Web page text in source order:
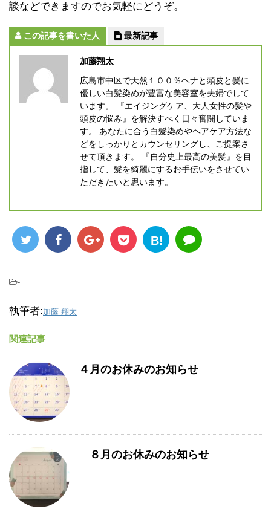
談などできますのでお気軽にどうぞ。
この記事を書いた人 最新記事
加藤翔太
広島市中区で天然１００％ヘナと頭皮と髪に
優しい白髪染めが豊富な美容室を夫婦でして
います。 『エイジングケア、大人女性の髪や
頭皮の悩み』を解決すべく日々奮闘していま
す。 あなたに合う白髪染めやヘアケア方法な
どをしっかりとカウンセリングし、ご提案さ
せて頂きます。 『自分史上最高の美髪』を目
指して、髪を綺麗にするお手伝いをさせてい
ただきたいと思います。
B!
-
執筆者:加藤 翔太
関連記事
４月のお休みのお知らせ
８月のお休みのお知らせ